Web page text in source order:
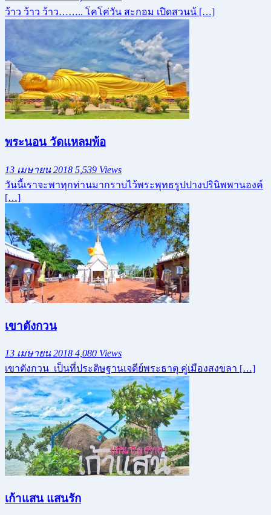
ว้าว ว้าว ว้าว…….. โคโค่วัน สะกอม เปิดสวนน้ […]
พระนอน วัดแหลมพ้อ
13 เมษายน 2018 5,539 Views
วันนี้เราจะพาทุกท่านมากราบไว้พระพุทธรูปปางปรินิพพานองค์
[…]
เขาตังกวน
13 เมษายน 2018 4,080 Views
เขาตังกวน เป็นที่ประดิษฐานเจดีย์พระธาตุ คู่เมืองสงขลา […]
เก้าแสน แสนรัก